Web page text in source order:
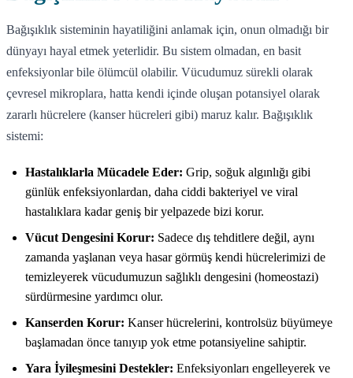
Bağışıklık sisteminin hayatiliğini anlamak için, onun olmadığı bir
dünyayı hayal etmek yeterlidir. Bu sistem olmadan, en basit
enfeksiyonlar bile ölümcül olabilir. Vücudumuz sürekli olarak
çevresel mikroplara, hatta kendi içinde oluşan potansiyel olarak
zararlı hücrelere (kanser hücreleri gibi) maruz kalır. Bağışıklık
sistemi:
Hastalıklarla Mücadele Eder: Grip, soğuk algınlığı gibi
günlük enfeksiyonlardan, daha ciddi bakteriyel ve viral
hastalıklara kadar geniş bir yelpazede bizi korur.
Vücut Dengesini Korur: Sadece dış tehditlere değil, aynı
zamanda yaşlanan veya hasar görmüş kendi hücrelerimizi de
temizleyerek vücudumuzun sağlıklı dengesini (homeostazi)
sürdürmesine yardımcı olur.
Kanserden Korur: Kanser hücrelerini, kontrolsüz büyümeye
başlamadan önce tanıyıp yok etme potansiyeline sahiptir.
Yara İyileşmesini Destekler: Enfeksiyonları engelleyerek ve